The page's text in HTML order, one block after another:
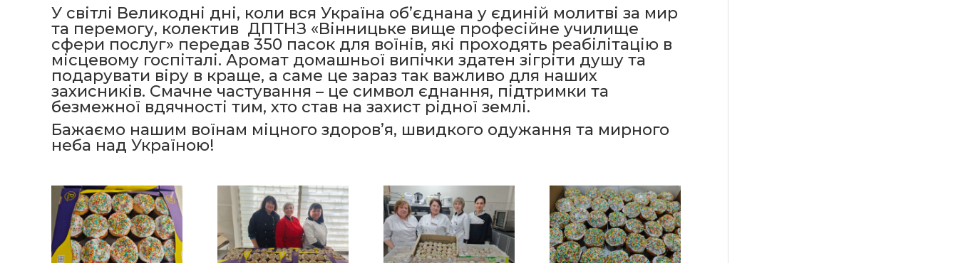
У світлі Великодні дні, коли вся Україна об’єднана у єдиній молитві за мир
та перемогу, колектив ДПТНЗ «Вінницьке вище професійне училище
сфери послуг» передав 350 пасок для воїнів, які проходять реабілітацію в
місцевому госпіталі. Аромат домашньої випічки здатен зігріти душу та
подарувати віру в краще, а саме це зараз так важливо для наших
захисників. Смачне частування – це символ єднання, підтримки та
безмежної вдячності тим, хто став на захист рідної землі.
Бажаємо нашим воїнам міцного здоров’я, швидкого одужання та мирного
неба над Україною!